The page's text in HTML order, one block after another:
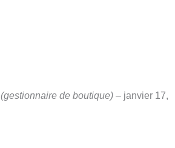
(gestionnaire de boutique) – janvier 17,